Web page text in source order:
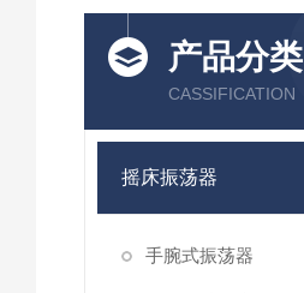
产品分类
CASSIFICATION
摇床振荡器
手腕式振荡器